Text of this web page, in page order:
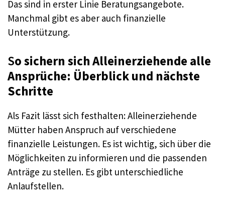
Das sind in erster Linie Beratungsangebote.
Manchmal gibt es aber auch finanzielle
Unterstützung.
So sichern sich Alleinerziehende alle
Ansprüche: Überblick und nächste
Schritte
Als Fazit lässt sich festhalten: Alleinerziehende
Mütter haben Anspruch auf verschiedene
finanzielle Leistungen. Es ist wichtig, sich über die
Möglichkeiten zu informieren und die passenden
Anträge zu stellen. Es gibt unterschiedliche
Anlaufstellen.